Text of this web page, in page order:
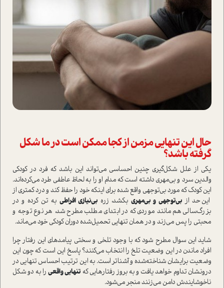
حال این تنهایی مزمن از کجا ممکن است در ما شکل
گرفته باشد؟
یکی از علل شکل‌گیری چنین احساسی می‌تواند این باشد که فرد در کودکی
والدین سرد و بی‌مهری داشته است که مدام او را به لحاظ عاطفی طرد می‌کرده‌اند.
این کودک که مورد بی‌توجهی واقع شده برای اینکه خود را حفظ کند و درد کمتری از
این حد ازبی‌توجهی و بی‌مهریبکشد، زره بی‌نیازی افراطی به تن کرده و در
بزرگ‌سالی هم مانند موردی که در ابتدای مطلب مطرح شد، هر نوع توجه و
محبتی را پس می‌زند و در همان تنهایی تحمیل‌شده دوران کودکی خود می‌ماند.
شاید این سوال مطرح شود که با وجود تلخی و سختی پیامدهای این رفتار چرا
افراد ماندن در این وضعیت تلخ را انتخاب می‌کنند؟ پاسخ این است که چون این
وضعیت برایشان شناخته‌شده و آشناتر است. به این ترتیب احساس تنهایی در
درونشان تداوم خواهد یافت و به بروز رفتارهایی که تنهایی واقعیرا به دو شکل
ناخوشایندش دامن می‌زنند منجر می‌شود.